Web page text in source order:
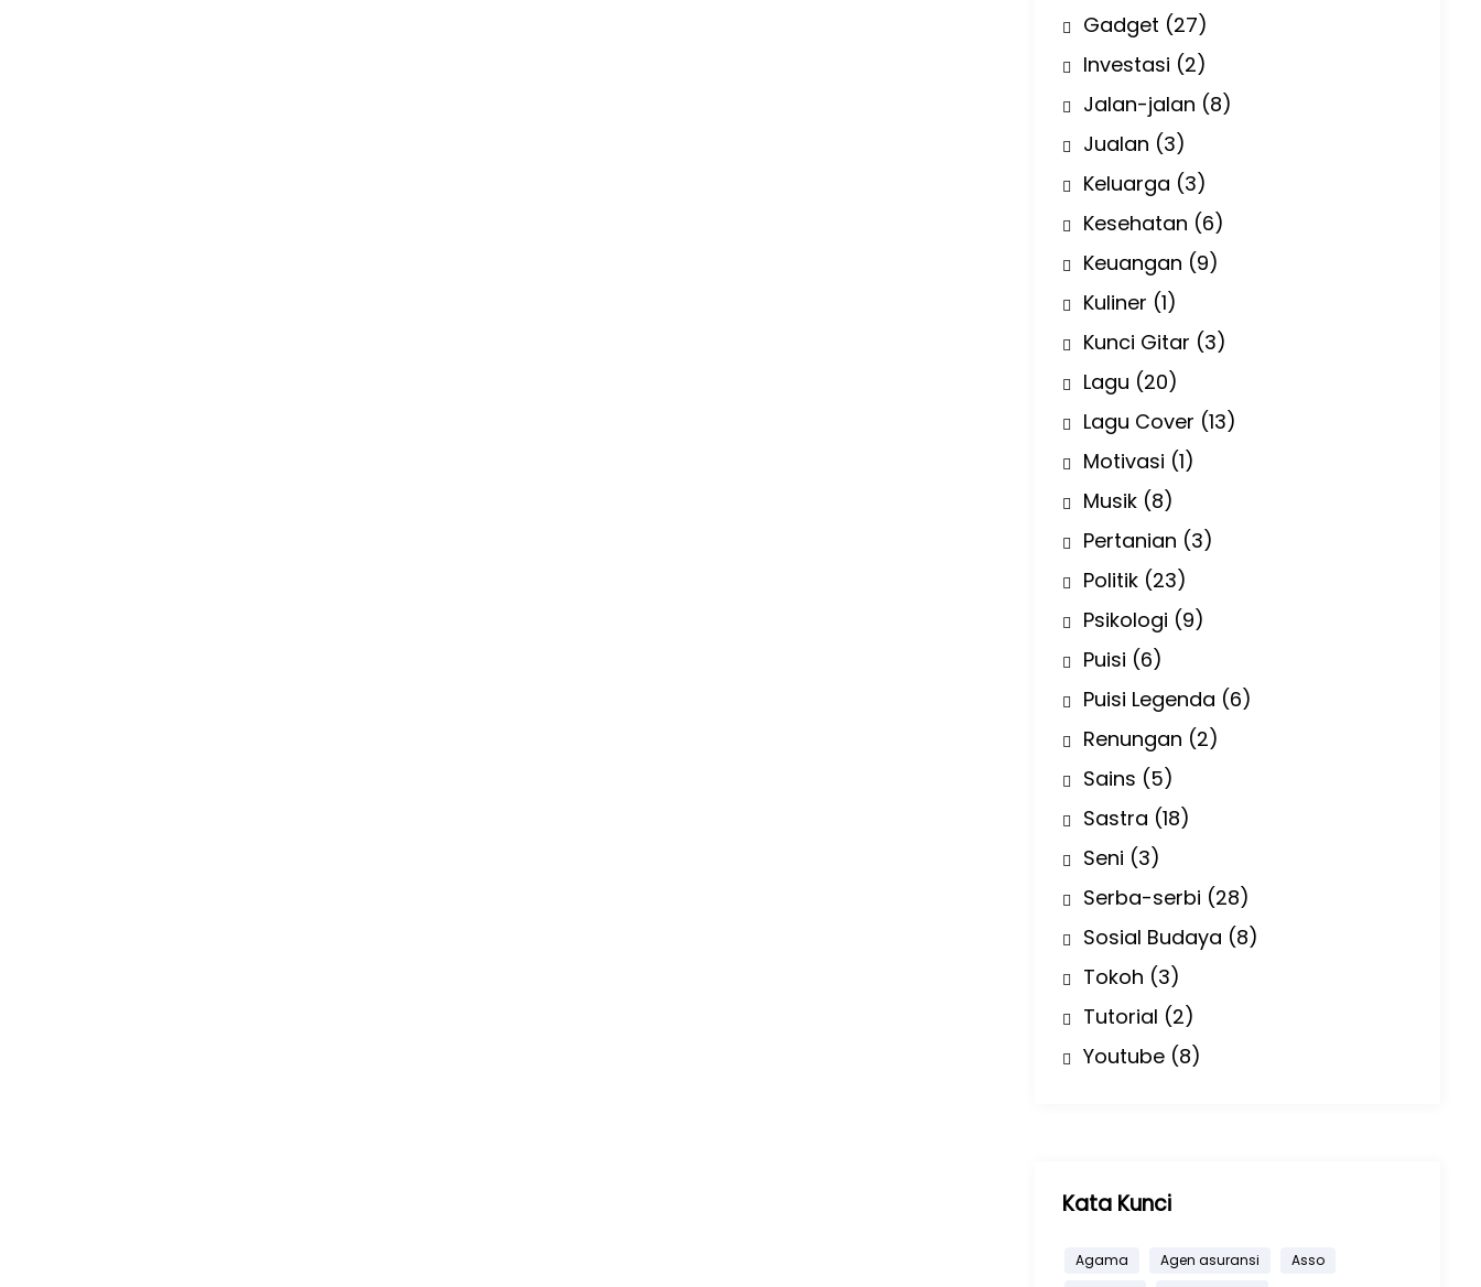
Gadget (27)
Investasi (2)
Jalan-jalan (8)
Jualan (3)
Keluarga (3)
Kesehatan (6)
Keuangan (9)
Kuliner (1)
Kunci Gitar (3)
Lagu (20)
Lagu Cover (13)
Motivasi (1)
Musik (8)
Pertanian (3)
Politik (23)
Psikologi (9)
Puisi (6)
Puisi Legenda (6)
Renungan (2)
Sains (5)
Sastra (18)
Seni (3)
Serba-serbi (28)
Sosial Budaya (8)
Tokoh (3)
Tutorial (2)
Youtube (8)
Kata Kunci
Agama Agen asuransi
Asso